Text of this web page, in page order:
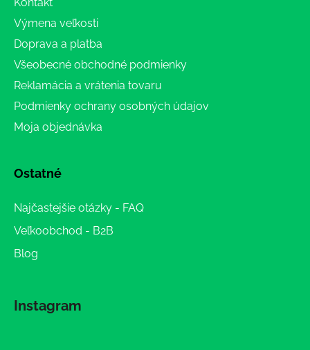
Výmena veľkosti
Doprava a platba
Všeobecné obchodné podmienky
Reklamácia a vrátenia tovaru
Podmienky ochrany osobných údajov
Moja objednávka
Ostatné
Najčastejšie otázky - FAQ
Veľkoobchod - B2B
Blog
Instagram